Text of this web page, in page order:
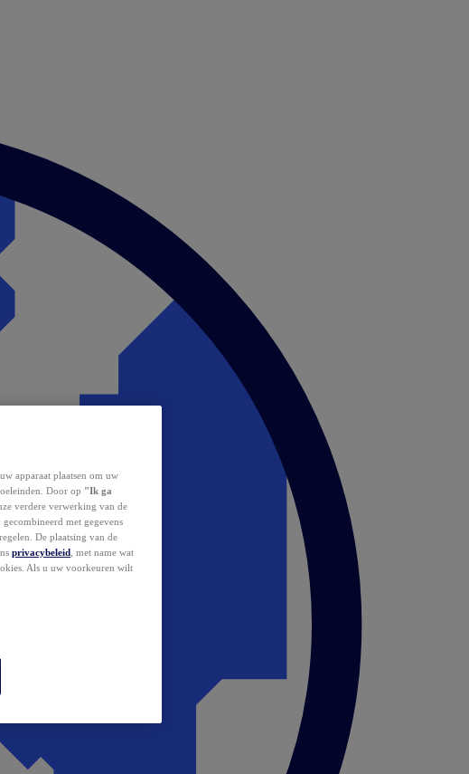
apparaat plaatsen om uw
Door op "Ik ga
verdere verwerking van de
met gegevens
De plaatsing van de
privacybeleid , met name wat
Als u uw voorkeuren wilt